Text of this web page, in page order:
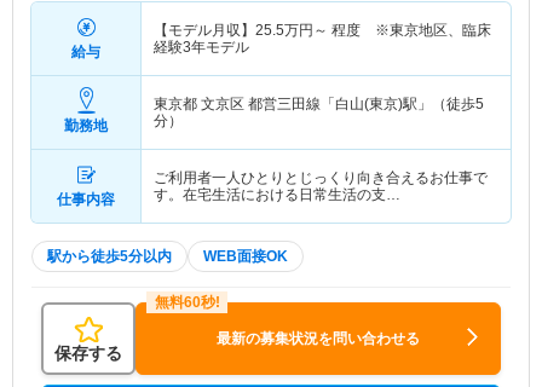
給与
【モデル月収】 25.5万円～ 程度 ※東京地区、臨床
経験3年モデル
勤務地
東京都 文京区 都営三田線「白山(東京)駅」（徒歩5
分）
仕事内容
ご利用者一人ひとりとじっくり向き合えるお仕事で
す。在宅生活における日常生活の支…
駅から徒歩5分以内 WEB面接OK
保存する
最新の募集状況を問い合わせる